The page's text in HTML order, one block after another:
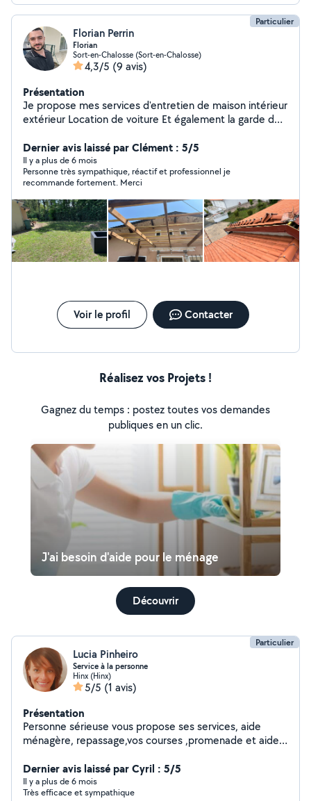
Particulier
Florian Perrin
Florian
Sort-en-Chalosse (Sort-en-Chalosse)
4,3/5 (9 avis)
Présentation
Je propose mes services d'entretien de maison intérieur
extérieur Location de voiture Et également la garde de
dans le milieu canin
Dernier avis laissé par Clément : 5/5
Il y a plus de 6 mois
Personne très sympathique, réactif et professionnel je
recommande fortement. Merci
Voir le profil Contacter
Réalisez vos Projets !
Gagnez du temps : postez toutes vos demandes
publiques en un clic.
J'ai besoin d'aide pour le ménage
Découvrir
Particulier
Lucia Pinheiro
Service à la personne
Hinx (Hinx)
5/5 (1 avis)
Présentation
Personne sérieuse vous propose ses services, aide
ménagère, repassage,vos courses ,promenade et aide
Dernier avis laissé par Cyril : 5/5
Il y a plus de 6 mois
Très efficace et sympathique